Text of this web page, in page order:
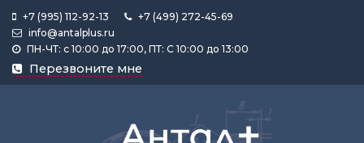
+7 (995) 112-92-13
+7 (499) 272-45-69
info@antalplus.ru
ПН-ЧТ: с 10:00 до 17:00, ПТ: С 10:00 до 13:00
Перезвоните мне
Каталог
продукции